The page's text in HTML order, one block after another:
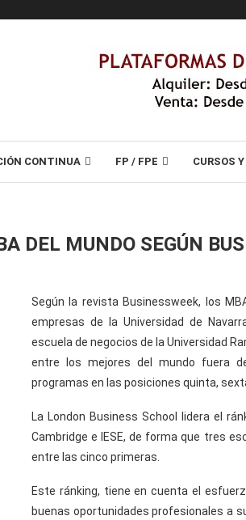
CONTINUA FP / FPE CURSOS
DEL MUNDO SEGÚN
Según la revista Businessweek, los
empresas de la Universidad de
escuela de negocios de la Universidad
entre los mejores del mundo fuera
programas en las posiciones quinta,
La London Business School lidera el
Cambridge e IESE, de forma que tres
entre las cinco primeras.
Este ránking, tiene en cuenta el
buenas oportunidades profesionales a